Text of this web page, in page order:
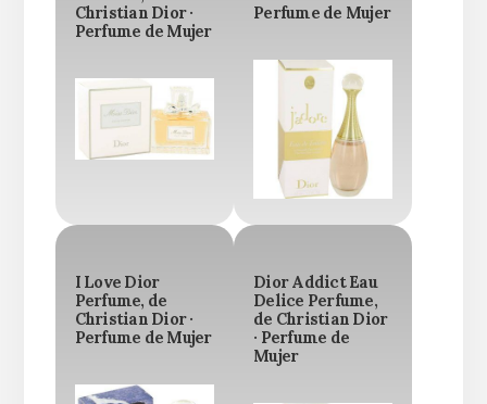
Christian Dior ·
Perfume de Mujer
Perfume de Mujer
I Love Dior
Perfume, de
Christian Dior ·
Perfume de Mujer
Dior Addict Eau
Delice Perfume,
de Christian Dior
· Perfume de
Mujer